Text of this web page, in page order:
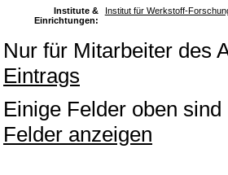
Institute &
Einrichtungen:
Institut für Werkstoff-
Nur für Mitarbeiter des
Eintrags
Einige Felder oben
Felder anzeigen